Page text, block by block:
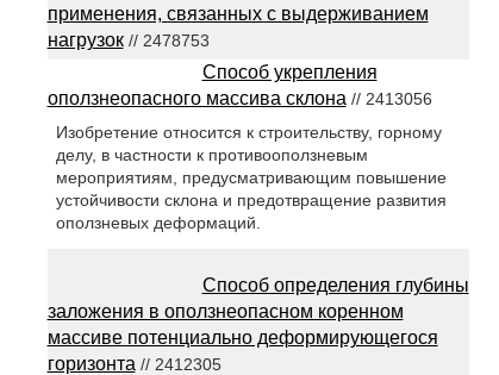
применения, связанных с выдерживанием
нагрузок// 2478753
Способ укрепления
оползнеопасного массива склона// 2413056
Изобретение относится к строительству, горному
делу, в частности к противооползневым
мероприятиям, предусматривающим повышение
устойчивости склона и предотвращение развития
оползневых деформаций.
Способ определения глубины
заложения в оползнеопасном коренном
массиве потенциально деформирующегося
горизонта // 2412305